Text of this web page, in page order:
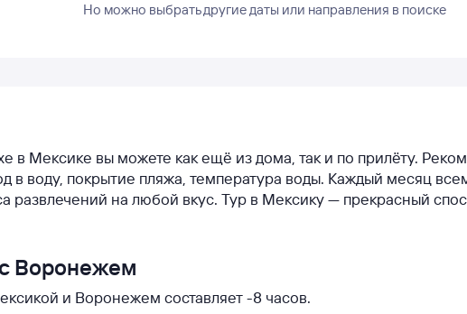
Но можно выбрать другие даты или направления в поиске
в Мексике вы можете как ещё из дома, так и по прилёту.
в воду, покрытие пляжа, температура воды. Каждый месяц
развлечений на любой вкус. Тур в Мексику — прекрасный
Воронежем
и Воронежем составляет -8 часов.